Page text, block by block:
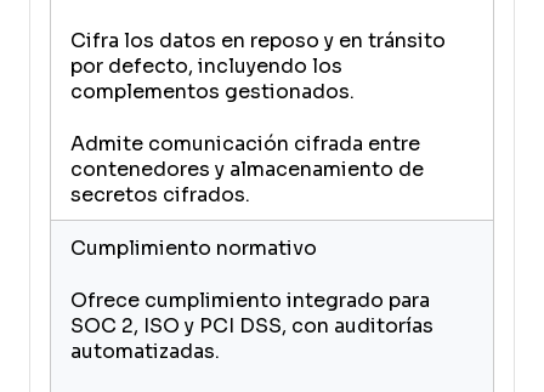
Cifra los datos en reposo y en tránsito
por defecto, incluyendo los
complementos gestionados.
Admite comunicación cifrada entre
contenedores y almacenamiento de
secretos cifrados.
Cumplimiento normativo
Ofrece cumplimiento integrado para
SOC 2, ISO y PCI DSS, con auditorías
automatizadas.